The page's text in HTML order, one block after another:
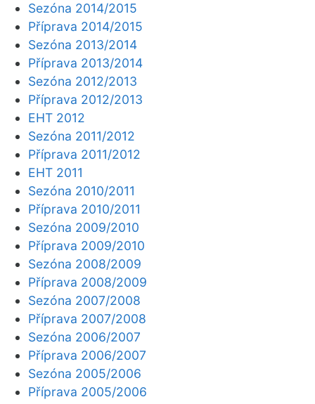
Sezóna 2014/2015
Příprava 2014/2015
Sezóna 2013/2014
Příprava 2013/2014
Sezóna 2012/2013
Příprava 2012/2013
EHT 2012
Sezóna 2011/2012
Příprava 2011/2012
EHT 2011
Sezóna 2010/2011
Příprava 2010/2011
Sezóna 2009/2010
Příprava 2009/2010
Sezóna 2008/2009
Příprava 2008/2009
Sezóna 2007/2008
Příprava 2007/2008
Sezóna 2006/2007
Příprava 2006/2007
Sezóna 2005/2006
Příprava 2005/2006